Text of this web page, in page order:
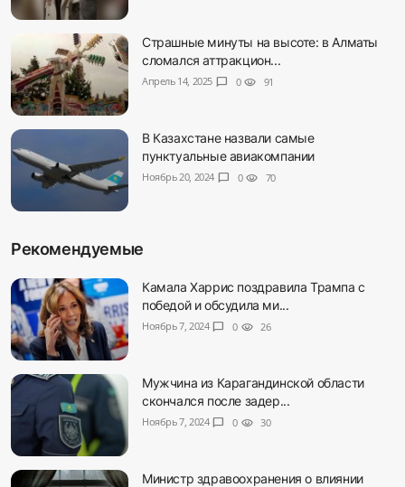
Страшные минуты на высоте: в Алматы
сломался аттракцион...
Апрель 14, 2025 chat_bubble 0 visibility 91
В Казахстане назвали самые
пунктуальные авиакомпании
Ноябрь 20, 2024 chat_bubble 0 visibility 70
Рекомендуемые
Камала Харрис поздравила Трампа с
победой и обсудила ми...
Ноябрь 7, 2024 chat_bubble 0 visibility 26
Мужчина из Карагандинской области
скончался после задер...
Ноябрь 7, 2024 chat_bubble 0 visibility 30
Министр здравоохранения о влиянии